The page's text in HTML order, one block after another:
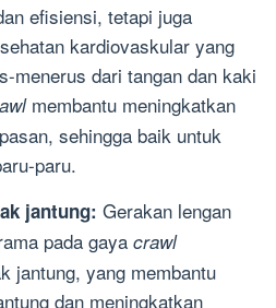
efisiensi, tetapi juga
kardiovaskular yang
menerus dari tangan dan kaki
membantu meningkatkan
sehingga baik untuk
paru.
jantung: Gerakan lengan
pada gaya crawl
jantung, yang membantu
dan meningkatkan